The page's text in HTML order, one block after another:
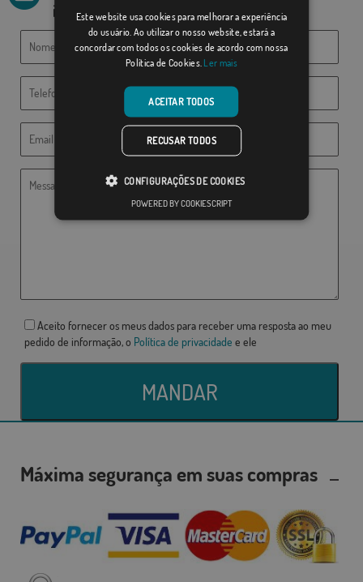
info@comprarbanderas.es
Aceito fornecer os meus dados para receber uma resposta ao meu
pedido de informação, o Política de privacidade e ele
MANDAR
Máxima segurança em suas compras
Este website usa cookies para melhorar a experiência
do usuário. Ao utilizar o nosso website, estará a
concordar com todos os cookies de acordo com nossa
Política de Cookies. Ler mais
ACEITAR TODOS
RECUSAR TODOS
CONFIGURAÇÕES DE COOKIES
POWERED BY COOKIESCRIPT